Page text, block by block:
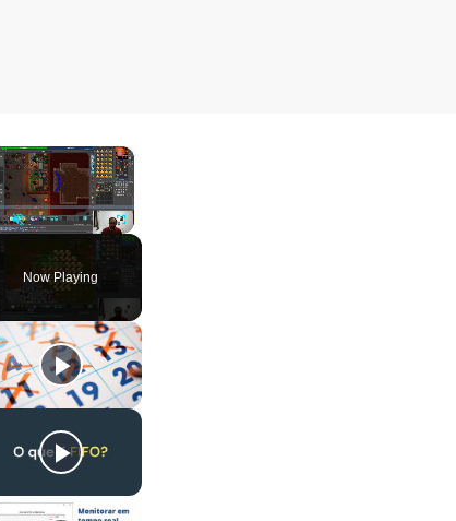
×
Fullscreen
Now Playing